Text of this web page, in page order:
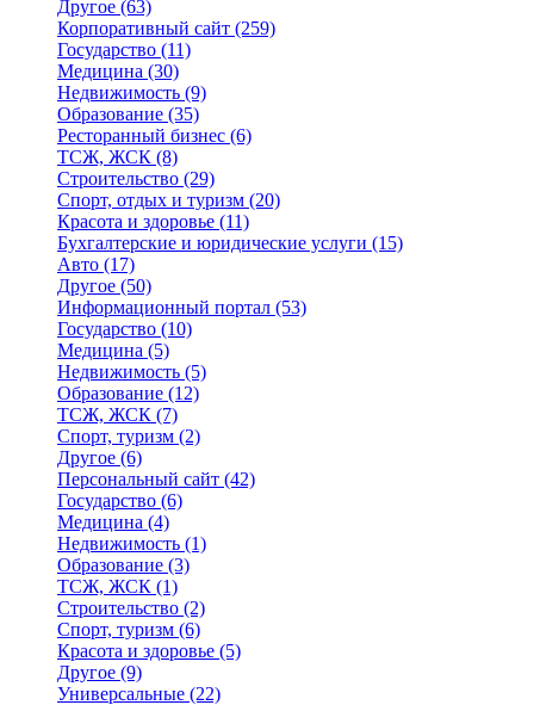
Другое (63)
Корпоративный сайт (259)
Государство (11)
Медицина (30)
Недвижимость (9)
Образование (35)
Ресторанный бизнес (6)
ТСЖ, ЖСК (8)
Строительство (29)
Спорт, отдых и туризм (20)
Красота и здоровье (11)
Бухгалтерские и юридические услуги (15)
Авто (17)
Другое (50)
Информационный портал (53)
Государство (10)
Медицина (5)
Недвижимость (5)
Образование (12)
ТСЖ, ЖСК (7)
Спорт, туризм (2)
Другое (6)
Персональный сайт (42)
Государство (6)
Медицина (4)
Недвижимость (1)
Образование (3)
ТСЖ, ЖСК (1)
Строительство (2)
Спорт, туризм (6)
Красота и здоровье (5)
Другое (9)
Универсальные (22)